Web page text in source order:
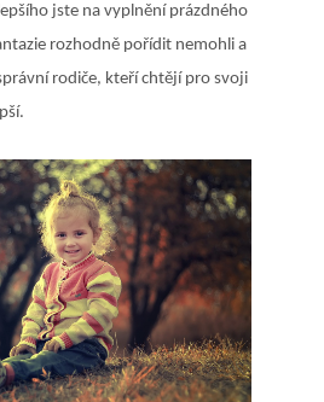
jste na vyplnění prázdného
rozhodně pořídit nemohli a
rodiče, kteří chtějí pro svoji